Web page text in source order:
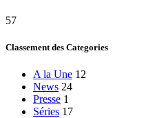
57
Classement des Categories
A la Une 12
News 24
Presse 1
Séries 17